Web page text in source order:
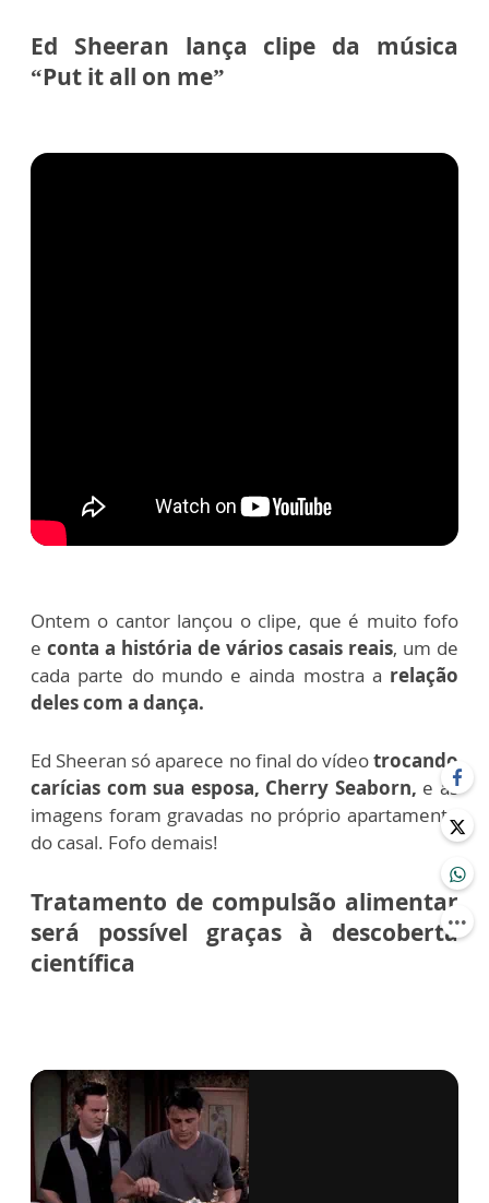
Ed Sheeran lança clipe da música
“Put it all on me”
Ontem o cantor lançou o clipe, que é muito fofo
e conta a história de vários casais reais, um de
cada parte do mundo e ainda mostra a relação
deles com a dança.
Ed Sheeran só aparece no final do vídeotrocando
carícias com sua esposa, Cherry Seaborn, e as
imagens foram gravadas no próprio apartamento
do casal. Fofo demais!
Tratamento de compulsão alimentar
será possível graças à descoberta
científica